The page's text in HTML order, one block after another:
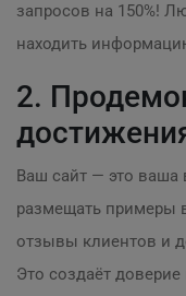
запросов на 150%!
находить
2.
Ваш сайт — это ваша
размещать примеры
отзывы клиентов и
Это создаёт